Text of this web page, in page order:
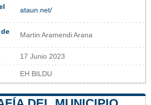
ataun.net/
Martin Aramendi Arana
17 Junio 2023
EH BILDU